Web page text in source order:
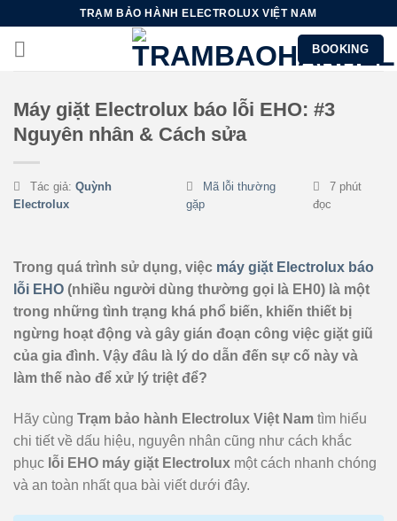
nội
TRẠM BẢO HÀNH ELECTROLUX VIỆT NAM
BOOKING
Máy giặt Electrolux báo lỗi EHO: #3
Nguyên nhân & Cách sửa
Tác giả: Quỳnh
Electrolux
Mã lỗi thường
gặp
7 phút
đọc
Trong quá trình sử dụng, việc máy giặt Electrolux báo
lỗi EHO (nhiều người dùng thường gọi là EH0) là một
trong những tình trạng khá phổ biến, khiến thiết bị
ngừng hoạt động và gây gián đoạn công việc giặt giũ
của gia đình. Vậy đâu là lý do dẫn đến sự cố này và
làm thế nào để xử lý triệt để?
Hãy cùng Trạm bảo hành Electrolux Việt Nam tìm hiểu
chi tiết về dấu hiệu, nguyên nhân cũng như cách khắc
phục lỗi EHO máy giặt Electrolux một cách nhanh chóng
và an toàn nhất qua bài viết dưới đây.